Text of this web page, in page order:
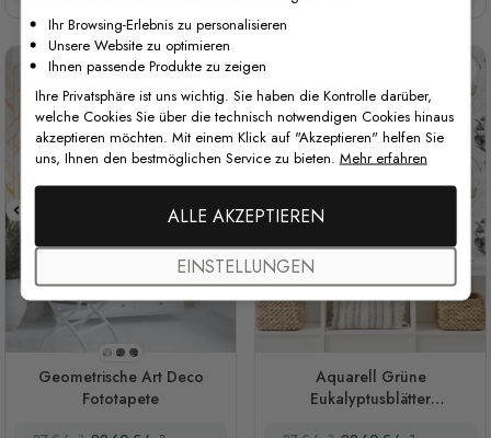
Stil 1
Stil 2Stil 3
Geometrische Art Deco
Fototapete
Aquarell Grüne
Eukalyptusblätter
Ihr Browsing-Erlebnis zu personalisieren
Unsere Website zu optimieren
Ihnen passende Produkte zu zeigen
Ihre Privatsphäre ist uns wichtig. Sie haben die Kontrolle darüber,
welche Cookies Sie über die technisch notwendigen Cookies hinaus
akzeptieren möchten. Mit einem Klick auf "Akzeptieren" helfen Sie
uns, Ihnen den bestmöglichen Service zu bieten. Mehr erfahren
ALLE AKZEPTIEREN
EINSTELLUNGEN